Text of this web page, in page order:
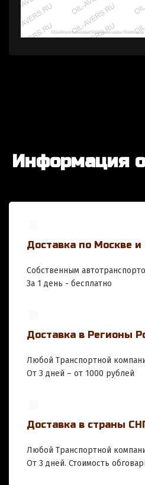
Информация
Доставка по Москве и
Собственным
За 1 день - бесплатно
Доставка в Регионы
Любой Транспортной
От 3 дней – от 1000 рублей
Доставка в страны
Любой Транспортной
От 3 дней. Стоимость